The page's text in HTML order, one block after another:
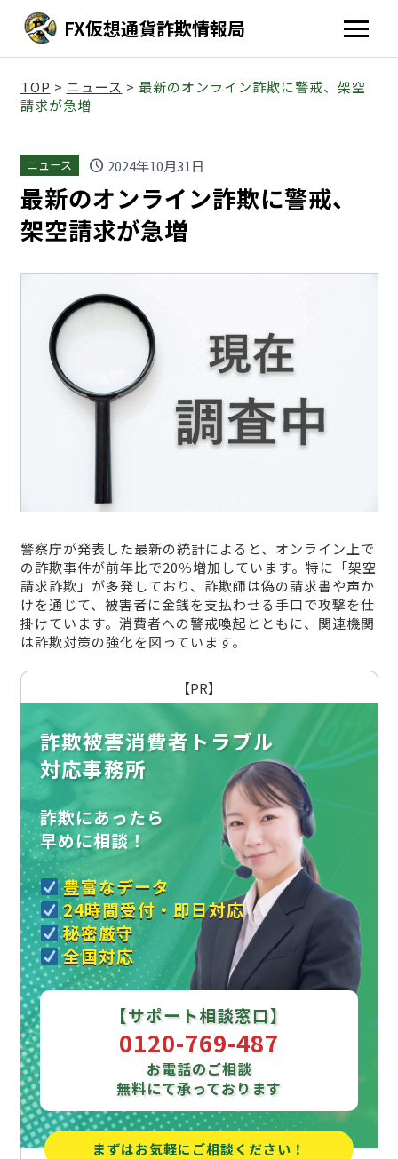
FX仮想通貨詐欺情報局
TOP > ニュース > 最新のオンライン詐欺に警戒、架空
請求が急増
ニュース schedule 2024年10月31日
最新のオンライン詐欺に警戒、
架空請求が急増
警察庁が発表した最新の統計によると、オンライン上で
の詐欺事件が前年比で20％増加しています。特に「架空
請求詐欺」が多発しており、詐欺師は偽の請求書や声か
けを通じて、被害者に金銭を支払わせる手口で攻撃を仕
掛けています。消費者への警戒喚起とともに、関連機関
は詐欺対策の強化を図っています。
【PR】
詐欺被害消費者トラブル
対応事務所
詐欺にあったら
早めに相談！
豊富なデータ
24時間受付・即日対応
秘密厳守
全国対応
【サポート相談窓口】
0120-769-487
お電話のご相談
無料にて承っております
まずはお気軽にご相談ください！